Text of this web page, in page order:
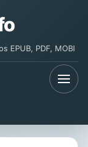
EPUB, PDF, MOBI